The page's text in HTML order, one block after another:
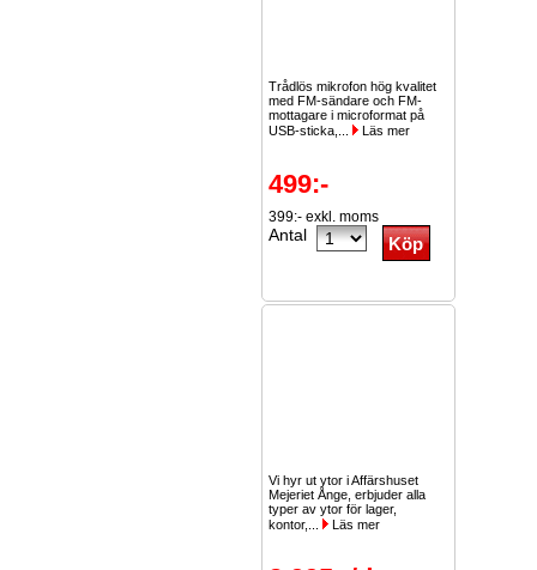
Trådlös mikrofon hög kvalitet
med FM-sändare och FM-
mottagare i microformat på
USB-sticka,...
Läs mer
499:-
399:- exkl. moms
Antal
Vi hyr ut ytor i Affärshuset
Mejeriet Ånge, erbjuder alla
typer av ytor för lager,
kontor,...
Läs mer